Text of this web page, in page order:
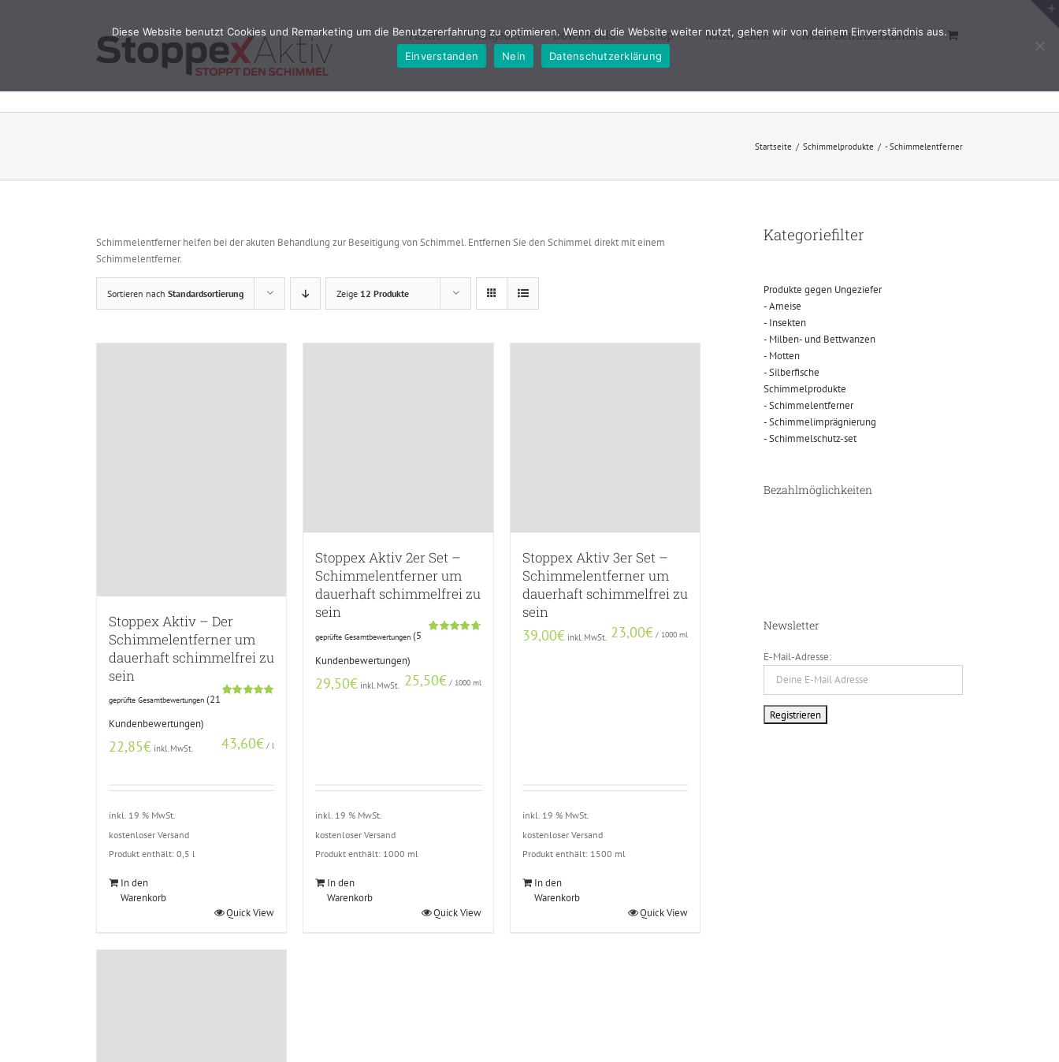
Home Ratgeber Downloads Shop Mein Konto Mein Benutzerkonto
Startseite / Schimmelprodukte / - Schimmelentferner
Schimmelentferner helfen bei der akuten Behandlung zur Beseitigung von Schimmel. Entfernen Sie den Schimmel direkt mit einem
Schimmelentferner.
Sortieren nach Standardsortierung Zeige 12 Produkte
Stoppex Aktiv – Der
Schimmelentferner um
dauerhaft schimmelfrei zu
sein
auf
geprüfte Gesamtbewertungen (21
Kundenbewertungen)
22,85€ inkl. MwSt. 43,60€ / l
inkl. 19 % MwSt.
kostenloser Versand
Produkt enthält: 0,5 l
In den
Warenkorb
Quick View
Stoppex Aktiv 2er Set –
Schimmelentferner um
dauerhaft schimmelfrei zu
sein
auf
geprüfte Gesamtbewertungen (5
Kundenbewertungen)
29,50€ inkl. MwSt. 25,50€/ 1000 ml
inkl. 19 % MwSt.
kostenloser Versand
Produkt enthält: 1000 ml
In den
Warenkorb
Quick View
Stoppex Aktiv 3er Set –
Schimmelentferner um
dauerhaft schimmelfrei zu
sein
39,00€ inkl. MwSt. 23,00€/ 1000 ml
inkl. 19 % MwSt.
kostenloser Versand
Produkt enthält: 1500 ml
In den
Warenkorb
Quick View
Kategoriefilter
Produkte gegen Ungeziefer
- Ameise
- Insekten
- Milben- und Bettwanzen
- Motten
- Silberfische
Schimmelprodukte
- Schimmelentferner
- Schimmelimprägnierung
- Schimmelschutz-set
Bezahlmöglichkeiten
Newsletter
E-Mail-Adresse:
Diese Website benutzt Cookies und Remarketing um die Benutzererfahrung zu optimieren. Wenn du die Website weiter nutzt, gehen wir von deinem Einverständnis aus.
Einverstanden
Nein Datenschutzerklärung